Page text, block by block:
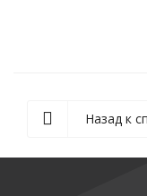
Назад к